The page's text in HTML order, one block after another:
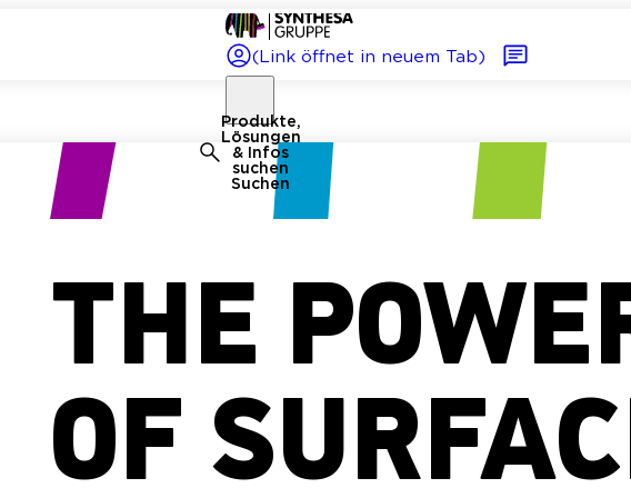
(Link öffnet in neuem Tab)
Produkte,
Lösungen
& Infos
suchen
Suchen
THE
OF